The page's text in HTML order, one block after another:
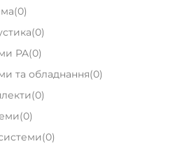
(0)
(0)
PA(0)
та обладнання(0)
(0)
(0)
(0)